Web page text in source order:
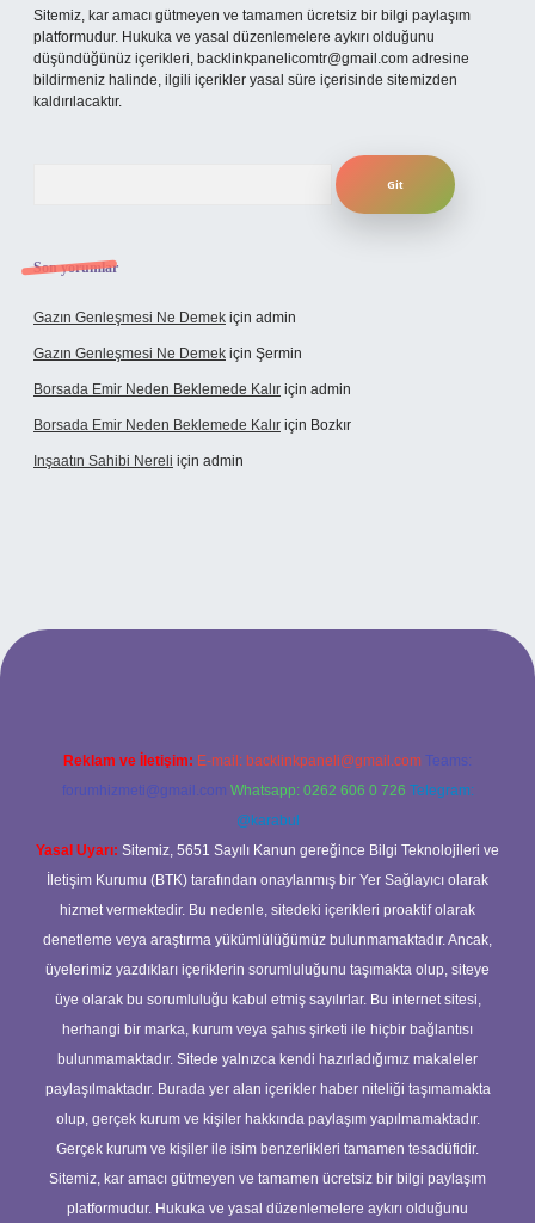
Sitemiz, kar amacı gütmeyen ve tamamen ücretsiz bir bilgi paylaşım
platformudur. Hukuka ve yasal düzenlemelere aykırı olduğunu
düşündüğünüz içerikleri, backlinkpanelicomtr@gmail.com adresine
bildirmeniz halinde, ilgili içerikler yasal süre içerisinde sitemizden
kaldırılacaktır.
Son yorumlar
Gazın Genleşmesi Ne Demek için admin
Gazın Genleşmesi Ne Demek için Şermin
Borsada Emir Neden Beklemede Kalır için admin
Borsada Emir Neden Beklemede Kalır için Bozkır
Inşaatın Sahibi Nereli için admin
www.hiltonbetx.org/
Reklam ve İletişim: E-mail: backlinkpaneli@gmail.com Teams:
forumhizmeti@gmail.com Whatsapp: 0262 606 0 726 Telegram:
@karabul
Yasal Uyarı: Sitemiz, 5651 Sayılı Kanun gereğince Bilgi Teknolojileri ve
İletişim Kurumu (BTK) tarafından onaylanmış bir Yer Sağlayıcı olarak
hizmet vermektedir. Bu nedenle, sitedeki içerikleri proaktif olarak
denetleme veya araştırma yükümlülüğümüz bulunmamaktadır. Ancak,
üyelerimiz yazdıkları içeriklerin sorumluluğunu taşımakta olup, siteye
üye olarak bu sorumluluğu kabul etmiş sayılırlar. Bu internet sitesi,
herhangi bir marka, kurum veya şahıs şirketi ile hiçbir bağlantısı
bulunmamaktadır. Sitede yalnızca kendi hazırladığımız makaleler
paylaşılmaktadır. Burada yer alan içerikler haber niteliği taşımamakta
olup, gerçek kurum ve kişiler hakkında paylaşım yapılmamaktadır.
Gerçek kurum ve kişiler ile isim benzerlikleri tamamen tesadüfidir.
Sitemiz, kar amacı gütmeyen ve tamamen ücretsiz bir bilgi paylaşım
platformudur. Hukuka ve yasal düzenlemelere aykırı olduğunu